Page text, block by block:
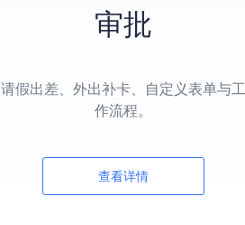
审批
请假出差、外出补卡、自定义表单与工
作流程。
查看详情